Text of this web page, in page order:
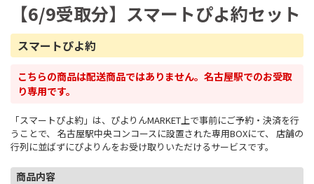
【6/9受取分】スマートぴよ約セット
スマートぴよ約
こちらの商品は配送商品ではありません。名古屋駅でのお受取
り専用です。
「スマートぴよ約」は、ぴよりんMARKET上で事前にご予約・決済を行
うことで、 名古屋駅中央コンコースに設置された専用BOXにて、 店舗の
行列に並ばずにぴよりんをお受け取りいただけるサービスです。
商品内容